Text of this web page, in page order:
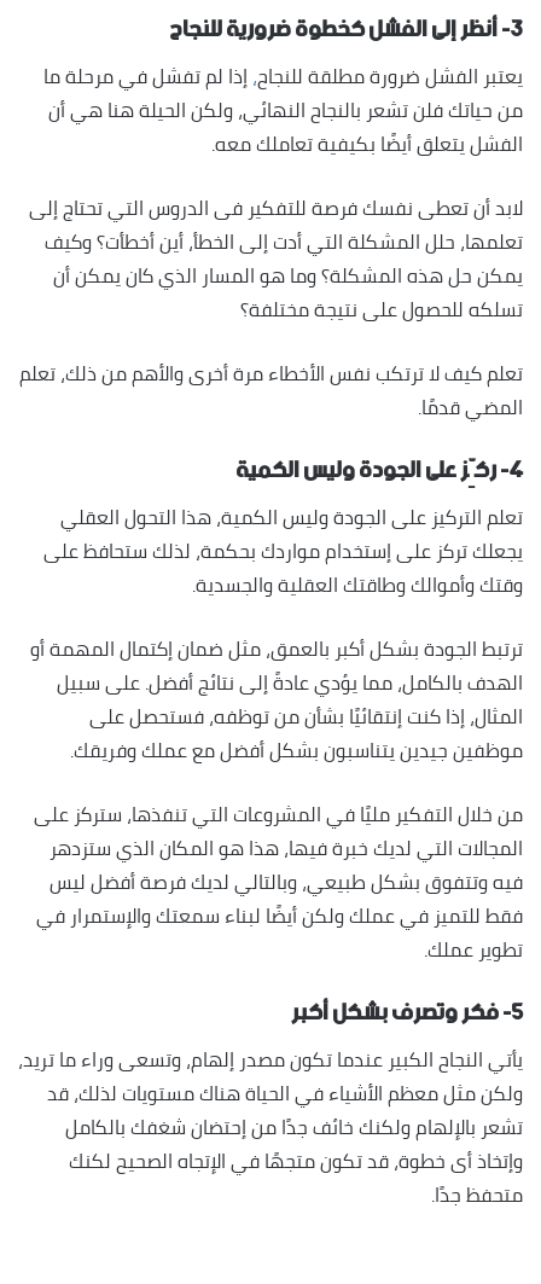
٣- أنظر إلى الفشل كخطوة ضرورية للنجاح
يعتبر الفشل ضرورة مطلقة للنجاح،إذا لم تفشل في مرحلة ما
من حياتك فلن تشعر بالنجاح النهائي، ولكن الحيلة هنا هي أن
الفشل يتعلق أيضًا بكيفية تعاملك معه.
لابد أن تعطى نفسك فرصة للتفكير فى الدروس التي تحتاج إلى
تعلمها، حلل المشكلة التي أدت إلى الخطأ، أين أخطأت؟ وكيف
يمكن حل هذه المشكلة؟ وما هو المسار الذي كان يمكن أن
تسلكه للحصول على نتيجة مختلفة؟
تعلم كيف لا ترتكب نفس الأخطاء مرة أخرى والأهم من ذلك، تعلم
المضي قدمًا.
٤- ركِّز على الجودة وليس الكمية
تعلم التركيز على الجودة وليس الكمية، هذا التحول العقلي
يجعلك تركز على إستخدام مواردك بحكمة، لذلك ستحافظ على
وقتك وأموالك وطاقتك العقلية والجسدية.
ترتبط الجودة بشكل أكبر بالعمق، مثل ضمان إكتمال المهمة أو
الهدف بالكامل، مما يؤدي عادةً إلى نتائج أفضل. على سبيل
المثال، إذا كنت إنتقائيًا بشأن من توظفه، فستحصل على
موظفين جيدين يتناسبون بشكل أفضل مع عملك وفريقك.
من خلال التفكير مليًا في المشروعات التي تنفذها، ستركز على
المجالات التي لديك خبرة فيها، هذا هو المكان الذي ستزدهر
فيه وتتفوق بشكل طبيعي، وبالتالي لديك فرصة أفضل ليس
فقط للتميز في عملك ولكن أيضًا لبناء سمعتك والإستمرار في
تطوير عملك.
٥- فكر وتصرف بشكل أكبر
يأتي النجاح الكبير عندما تكون مصدر إلهام، وتسعى وراء ما تريد،
ولكن مثل معظم الأشياء في الحياة هناك مستويات لذلك، قد
تشعر بالإلهام ولكنك خائف جدًا من إحتضان شغفك بالكامل
وإتخاذ أى خطوة، قد تكون متجهًا في الإتجاه الصحيح لكنك
متحفظ جدًا.